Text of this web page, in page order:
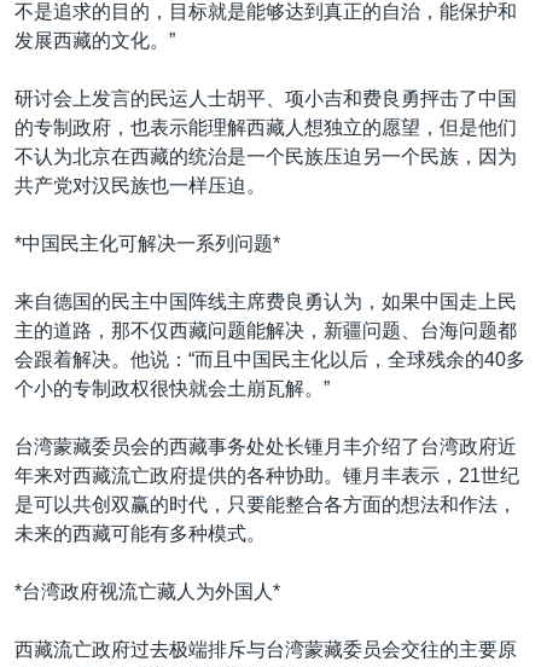
关注西藏
GEN Z 看美国
不是追求的目的，目标就是能够达到真正的自治，能保护和
发展西藏的文化。”
研讨会上发言的民运人士胡平、项小吉和费良勇抨击了中国
的专制政府，也表示能理解西藏人想独立的愿望，但是他们
不认为北京在西藏的统治是一个民族压迫另一个民族，因为
共产党对汉民族也一样压迫。
*中国民主化可解决一系列问题*
来自德国的民主中国阵线主席费良勇认为，如果中国走上民
主的道路，那不仅西藏问题能解决，新疆问题、台海问题都
会跟着解决。他说：“而且中国民主化以后，全球残余的40多
个小的专制政权很快就会土崩瓦解。”
台湾蒙藏委员会的西藏事务处处长锺月丰介绍了台湾政府近
年来对西藏流亡政府提供的各种协助。锺月丰表示，21世纪
是可以共创双赢的时代，只要能整合各方面的想法和作法，
未来的西藏可能有多种模式。
*台湾政府视流亡藏人为外国人*
西藏流亡政府过去极端排斥与台湾蒙藏委员会交往的主要原